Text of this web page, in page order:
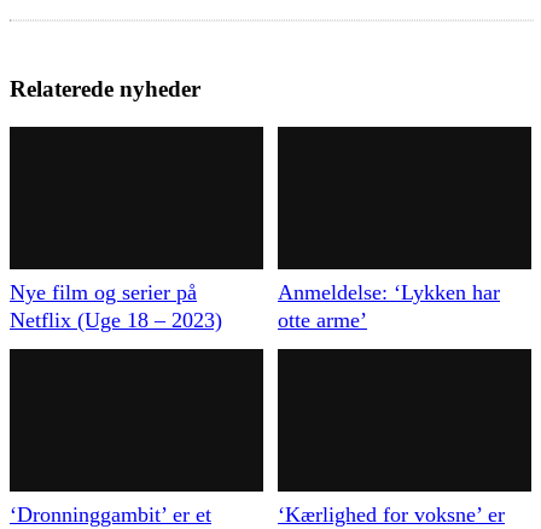
Relaterede nyheder
Nye film og serier på
Netflix (Uge 18 – 2023)
Anmeldelse: ‘Lykken har
otte arme’
‘Dronninggambit’ er et
‘Kærlighed for voksne’ er